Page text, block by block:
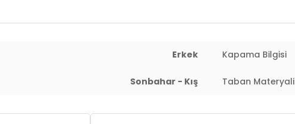
Erkek Kapama Bilgisi
Sonbahar - Kış Taban Materyali